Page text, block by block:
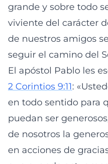
grande y sobre todo
viviente del carácter
de nuestros amigos
seguir el camino del
El apóstol Pablo les
2 Corintios 9:11:
en todo sentido para
puedan ser
de nosotros la
en acciones de